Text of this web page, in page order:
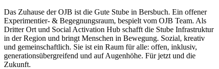
Das Zuhause der OJB ist die Gute Stube in Bersbuch. Ein offener
Experimentier- & Begegnungsraum, bespielt vom OJB Team. Als
Dritter Ort und Social Activation Hub schafft die Stube Infrastruktur
in der Region und bringt Menschen in Bewegung. Sozial, kreativ
und gemeinschaftlich. Sie ist ein Raum für alle: offen, inklusiv,
generationsübergreifend und auf Augenhöhe. Für jetzt und die
Zukunft.